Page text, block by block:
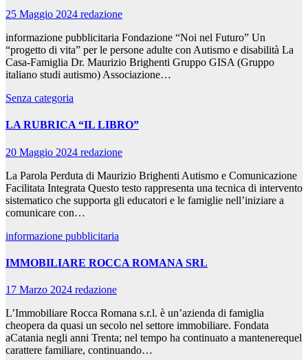
25 Maggio 2024 redazione
informazione pubblicitaria Fondazione “Noi nel Futuro” Un
“progetto di vita” per le persone adulte con Autismo e disabilità La
Casa-Famiglia Dr. Maurizio Brighenti Gruppo GISA (Gruppo
italiano studi autismo) Associazione…
Senza categoria
LA RUBRICA “IL LIBRO”
20 Maggio 2024 redazione
La Parola Perduta di Maurizio Brighenti Autismo e Comunicazione
Facilitata Integrata Questo testo rappresenta una tecnica di intervento
sistematico che supporta gli educatori e le famiglie nell’iniziare a
comunicare con…
informazione pubblicitaria
IMMOBILIARE ROCCA ROMANA SRL
17 Marzo 2024 redazione
L’Immobiliare Rocca Romana s.r.l. è un’azienda di famiglia
cheopera da quasi un secolo nel settore immobiliare. Fondata
aCatania negli anni Trenta; nel tempo ha continuato a mantenerequel
carattere familiare, continuando…